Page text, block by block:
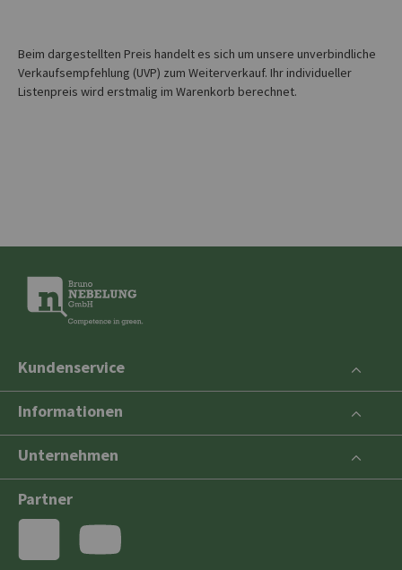
Beim dargestellten Preis handelt es sich um unsere unverbindliche
Verkaufsempfehlung (UVP) zum Weiterverkauf. Ihr individueller
Listenpreis wird erstmalig im Warenkorb berechnet.
Kundenservice
Informationen
Unternehmen
Partner